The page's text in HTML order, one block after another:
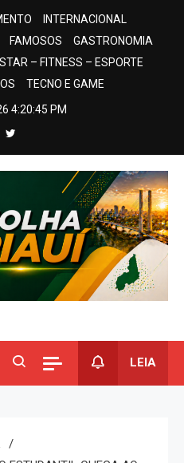
INTERNACIONAL
FAMOSOS
GASTRONOMIA
– FITNESS – ESPORTE
TECNO E GAME
4:20:46 PM
LEIA